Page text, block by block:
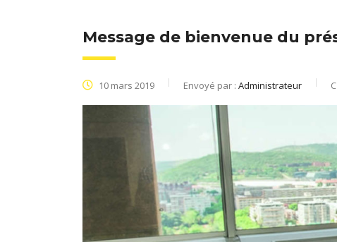
Message de bienvenue du
10 mars 2019 Envoyé par : Administrateur